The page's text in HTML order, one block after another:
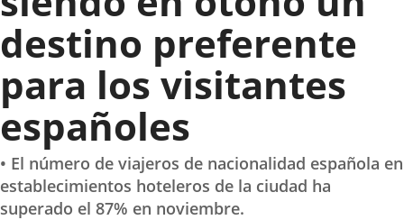
destino preferente
para los visitantes
españoles
• El número de viajeros de nacionalidad española en
establecimientos hoteleros de la ciudad ha
superado el 87% en noviembre.